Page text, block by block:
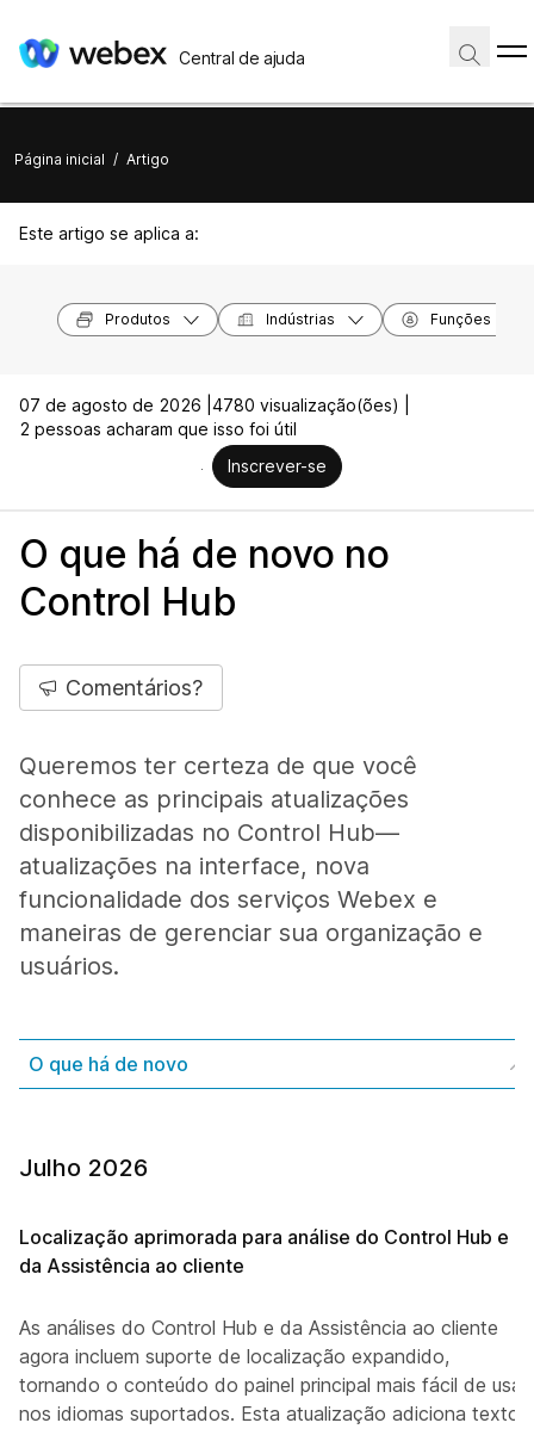
Central de ajuda
Página inicial / Artigo
Este artigo se aplica a:
Produtos Indústrias Funções
07 de agosto de 2026 | 4780 visualização(ões) |
2 pessoas acharam que isso foi útil
Inscrever-se
O que há de novo no
Control Hub
Comentários?
Queremos ter certeza de que você
conhece as principais atualizações
disponibilizadas no Control Hub—
atualizações na interface, nova
funcionalidade dos serviços Webex e
maneiras de gerenciar sua organização e
usuários.
O que há de novo
Julho 2026
Localização aprimorada para análise do Control Hub e
da Assistência ao cliente
As análises do Control Hub e da Assistência ao cliente
agora incluem suporte de localização expandido,
tornando o conteúdo do painel principal mais fácil de usar
nos idiomas suportados. Esta atualização adiciona texto